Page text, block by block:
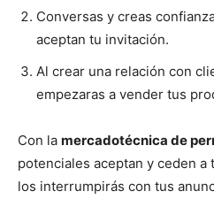
Conversas y creas
aceptan tu invitación.
Al crear una relación con
empezaras a vender tus
Con la mercadotécnica de
potenciales aceptan y ceden
los interrumpirás con tus